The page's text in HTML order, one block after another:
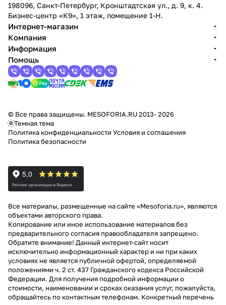
198096, Санкт-Петербург, Кронштадтская ул., д. 9, к. 4.
Бизнес-центр «К9», 1 этаж, помещение 1-Н.
Интернет-магазин
Компания
Информация
Помощь
© Все права защищены. MESOFORIA.RU 2013- 2026
Темная тема
Политика конфиденциальности Условия и соглашения
Политика безопасности
Все материалы, размещенные на сайте «Mesoforia.ru», являются
объектами авторского права.
Копирование или иное использование материалов без
предварительного согласия правообладателя запрещено.
Обратите внимание! Данный интернет-сайт носит
исключительно информационный характер и ни при каких
условиях не является публичной офертой, определяемой
положениями ч. 2 ст. 437 Гражданского кодекса Российской
Федерации. Для получения подробной информации о
стоимости, наименовании и сроках оказания услуг, пожалуйста,
обращайтесь по контактным телефонам. Конкретный перечень